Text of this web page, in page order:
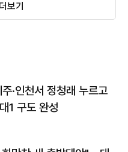
더보기
·인천서 정청래 누르고
1 구도 완성